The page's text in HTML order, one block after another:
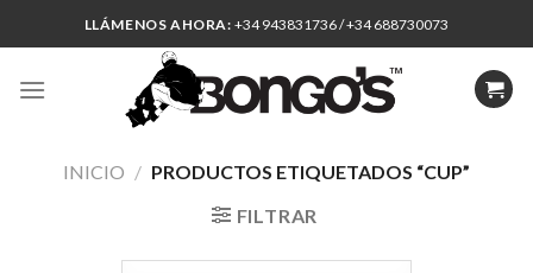
to
LLÁMENOS AHORA:+34 943831736 / +34 688730073
INICIO / PRODUCTOS ETIQUETADOS “CUP”
FILTRAR